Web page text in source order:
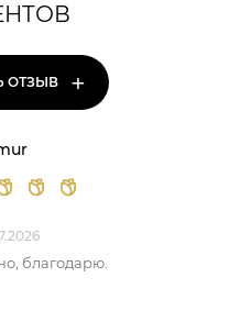
ОТЗЫВ +
благодарю.